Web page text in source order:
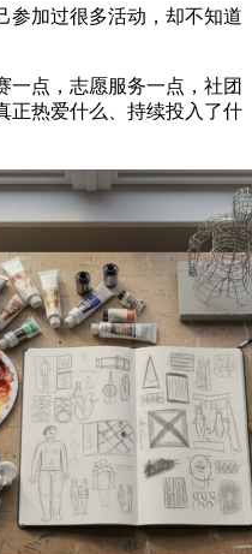
参加过很多活动，却不知道
一点，志愿服务一点，社团
正热爱什么、持续投入了什